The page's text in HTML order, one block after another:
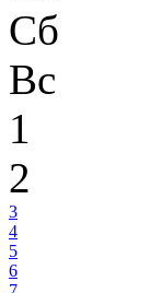
Сб
Вс
1
2
3
4
5
6